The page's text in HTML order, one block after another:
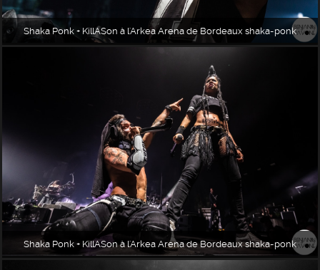
Shaka Ponk + KillASon à l'Arkea Arena de Bordeaux shaka-ponk
Shaka Ponk + KillASon à l'Arkea Arena de Bordeaux shaka-ponk